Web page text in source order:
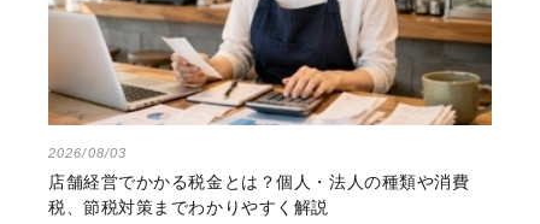
2026/08/03
店舗経営でかかる税金とは？個人・法人の種類や消費
税、節税対策までわかりやすく解説